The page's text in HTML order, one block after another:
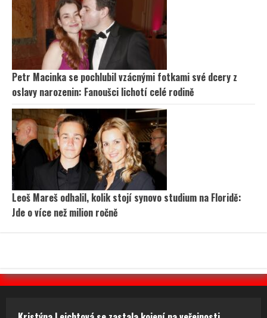
Petr Macinka se pochlubil vzácnými fotkami své dcery z
oslavy narozenin: Fanoušci lichotí celé rodině
Leoš Mareš odhalil, kolik stojí synovo studium na Floridě:
Jde o více než milion ročně